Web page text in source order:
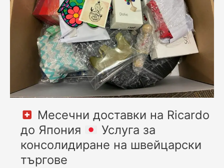
Месечни доставки на Ricardo
до Япония
Услуга за
консолидиране на швейцарски
търгове
Япония
Швейцарска
услуга
консолидиране
търгове